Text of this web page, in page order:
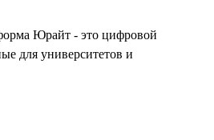
Юрайт - это цифровой
для университетов и